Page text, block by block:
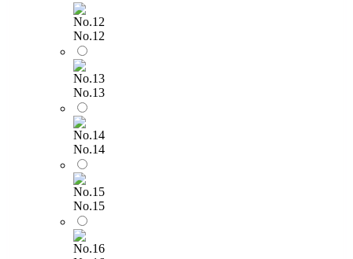
No.12
No.13
No.14
No.15